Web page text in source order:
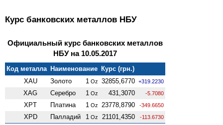
Курс банковских металлов НБУ
Официальный курс банковских металлов
НБУ на 10.05.2017
Код металла Наименование Курс (грн.)
XAU
Золото 1 Oz 32855,6770 +319.2230
XAG Серебро 1 Oz 431,3070 -5.7080
XPT Платина 1 Oz 23778,8790 -349.6650
XPD Палладий 1 Oz 21101,4350 -113.6730